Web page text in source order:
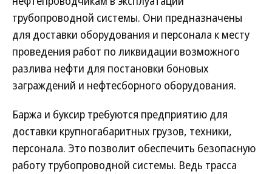
трубопроводной системы. Они предназначены
для доставки оборудования и персонала к месту
проведения работ по ликвидации возможного
разлива нефти для постановки боновых
заграждений и нефтесборного оборудования.
Баржа и буксир требуются предприятию для
доставки крупногабаритных грузов, техники,
персонала. Это позволит обеспечить безопасную
работу трубопроводной системы. Ведь трасса